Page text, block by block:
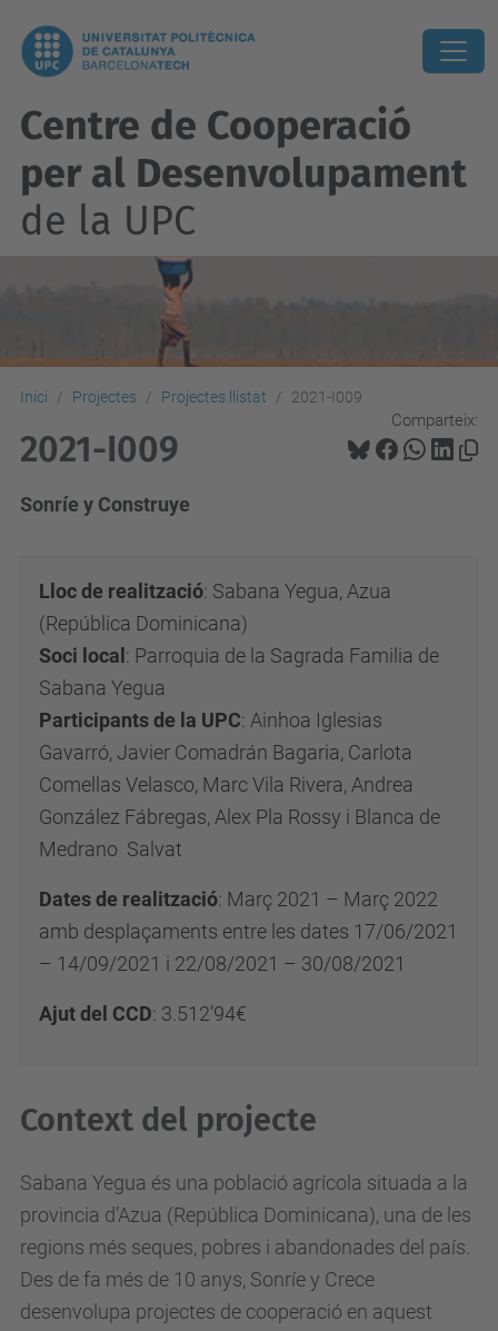
Centre de Cooperació
per al Desenvolupament
de la UPC
Inici Projectes Projectes.llistat 2021-I009
Comparteix:
2021-I009
Sonríe y Construye
Lloc de realització: Sabana Yegua, Azua
(República Dominicana)
Soci local : Parroquia de la Sagrada Familia de
Sabana Yegua
Participants de la UPC: Ainhoa Iglesias
Gavarró, Javier Comadrán Bagaria, Carlota
Comellas Velasco, Marc Vila Rivera, Andrea
González Fábregas, Alex Pla Rossy i Blanca de
Medrano Salvat
Dates de realització: Març 2021 – Març 2022
amb desplaçaments entre les dates 17/06/2021
– 14/09/2021 i 22/08/2021 – 30/08/2021
Ajut del CCD: 3.512’94€
Context del projecte
Sabana Yegua és una població agrícola situada a la
provincia d’Azua (República Dominicana), una de les
regions més seques, pobres i abandonades del país.
Des de fa més de 10 anys, Sonríe y Crece
desenvolupa projectes de cooperació en aquest